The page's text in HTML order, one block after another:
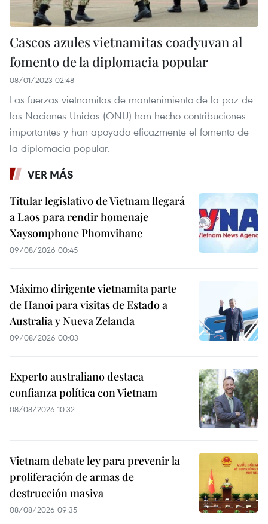
Cascos azules vietnamitas coadyuvan al
fomento de la diplomacia popular
08/01/2023 02:48
Las fuerzas vietnamitas de mantenimiento de la paz de
las Naciones Unidas (ONU) han hecho contribuciones
importantes y han apoyado eficazmente el fomento de
la diplomacia popular.
VER MÁS
Titular legislativo de Vietnam llegará
a Laos para rendir homenaje
Xaysomphone Phomvihane
09/08/2026 00:45
Máximo dirigente vietnamita parte
de Hanoi para visitas de Estado a
Australia y Nueva Zelanda
09/08/2026 00:03
Experto australiano destaca
confianza política con Vietnam
08/08/2026 10:32
Vietnam debate ley para prevenir la
proliferación de armas de
destrucción masiva
08/08/2026 09:35